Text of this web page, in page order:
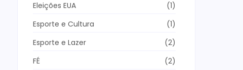
Eleições EUA
(1)
Esporte e Cultura
(1)
Esporte e Lazer
(2)
FÉ
(2)